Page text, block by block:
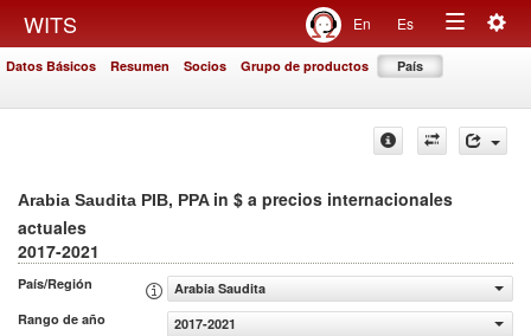
WITS En Es
Toggle
Datos Básicos Resumen Socios Grupo de productos País
Arabia Saudita PIB, PPA in $ a precios internacionales
actuales
2017-2021
País/Región
Arabia Saudita
Rango de año
2017-2021